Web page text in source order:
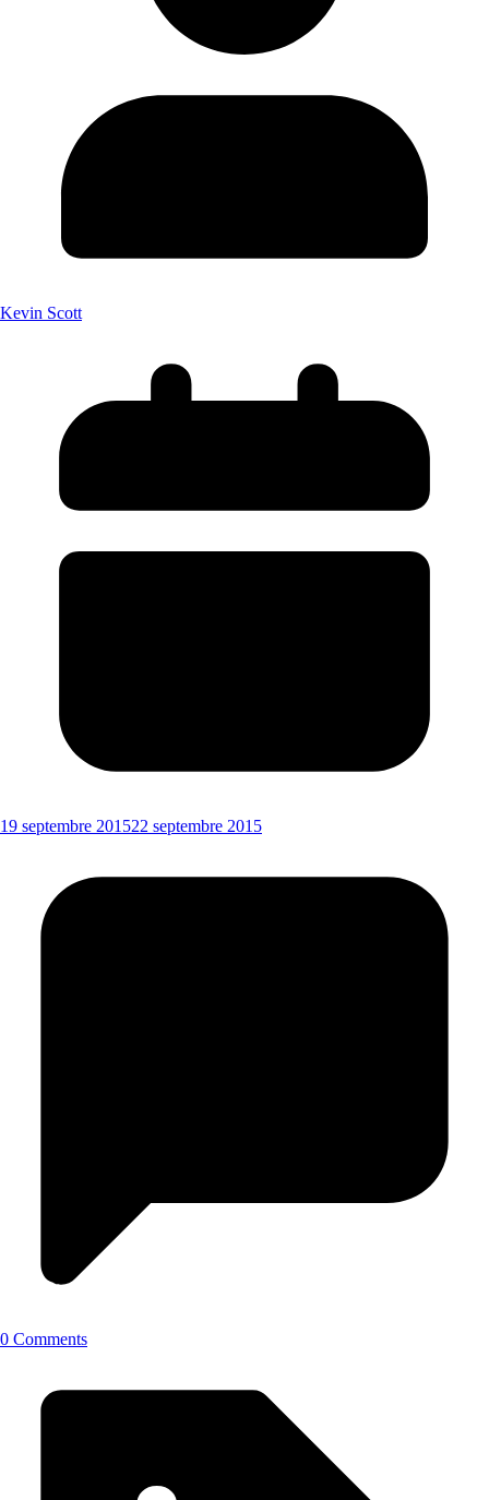
Kevin Scott
19 septembre 201522 septembre 2015
0 Comments